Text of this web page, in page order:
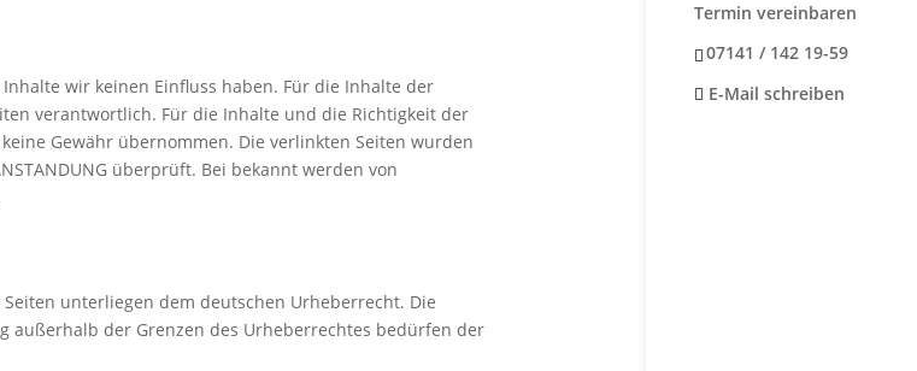
Termin vereinbaren
07141 / 142 19-59
E-Mail schreiben
wir keinen Einfluss haben. Für die Inhalte der
verantwortlich. Für die Inhalte und die Richtigkeit der
Gewähr übernommen. Die verlinkten Seiten wurden
überprüft. Bei bekannt werden von
unterliegen dem deutschen Urheberrecht. Die
außerhalb der Grenzen des Urheberrechtes bedürfen der